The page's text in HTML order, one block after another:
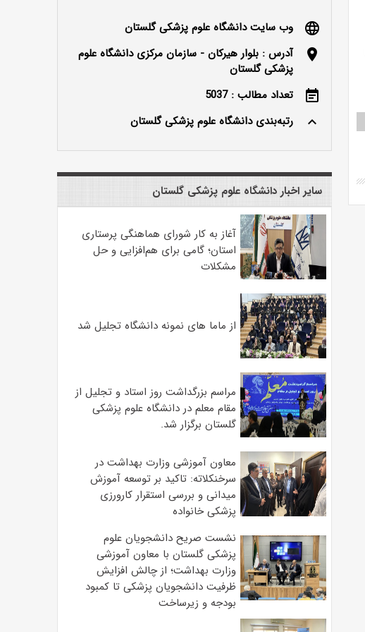
language
وب سایت دانشگاه علوم پزشکی گلستان
location_on
آدرس : بلوار هیرکان - سازمان مرکزی دانشگاه علوم
پزشکی گلستان
event_note
تعداد مطالب : 5037
keyboard_arrow_up
رتبه‌بندی دانشگاه علوم پزشکی گلستان
سایر اخبار دانشگاه علوم پزشکی گلستان
آغاز به کار شورای هماهنگی پرستاری
استان؛ گامی برای هم‌افزایی و حل
مشکلات
از ماما های نمونه دانشگاه تجلیل شد
مراسم بزرگداشت روز استاد و تجلیل از
مقام معلم در دانشگاه علوم پزشکی
گلستان برگزار شد.‌
معاون آموزشی وزارت بهداشت در
سرخنکلاته: تاکید بر توسعه آموزش
میدانی و بررسی استقرار کارورزی
پزشکی ‌خانواده
نشست صریح دانشجویان علوم
پزشکی گلستان با معاون آموزشی
وزارت بهداشت؛ از چالش افزایش
ظرفیت دانشجویان ‌پزشکی تا کمبود
بودجه و زیرساخت